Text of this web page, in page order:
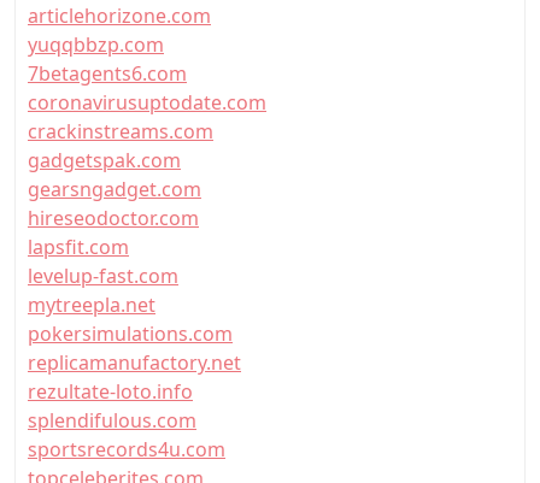
articlehorizone.com
yuqqbbzp.com
7betagents6.com
coronavirusuptodate.com
crackinstreams.com
gadgetspak.com
gearsngadget.com
hireseodoctor.com
lapsfit.com
levelup-fast.com
mytreepla.net
pokersimulations.com
replicamanufactory.net
rezultate-loto.info
splendifulous.com
sportsrecords4u.com